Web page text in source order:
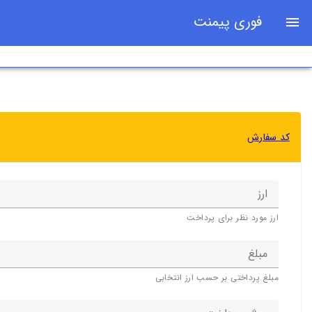
فوری پیمنت
کد سفارش
ارز
ارز مورد نظر برای پرداخت
مبلغ
مبلغ پرداختی بر حسب ارز انتخابی